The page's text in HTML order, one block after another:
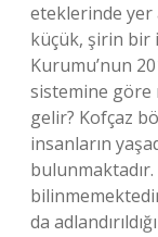
eteklerinde yer
küçük, şirin bir
Kurumu’nun
sistemine göre
gelir? Kofçaz
insanların
da